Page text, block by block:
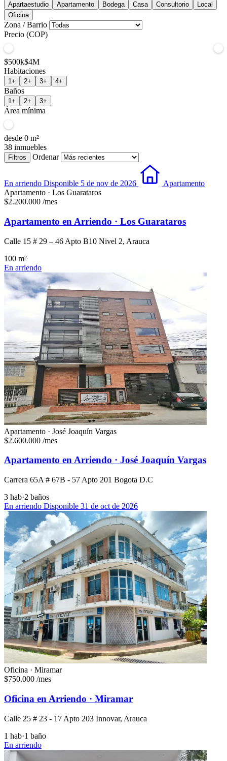
Apartaestudio Apartamento Bodega Casa Consultorio
Local
Oficina
Zona / Barrio
Precio (COP)
$500k$4M
Habitaciones
1+ 2+ 3+ 4+
Baños
1+ 2+ 3+
Área mínima
desde 0 m²
38 inmuebles
Filtros Ordenar
En arriendo Disponible 5 de nov de 2026
Apartamento
Apartamento · Los Guarataros
$2.200.000 /mes
Apartamento en Arriendo · Los Guarataros
Calle 15 # 29 – 46 Apto B10 Nivel 2, Arauca
100 m²
En arriendo
Apartamento · José Joaquín Vargas
$2.600.000 /mes
Apartamento en Arriendo · José Joaquín Vargas
Carrera 65A # 67B - 57 Apto 201 Bogota D.C
3 hab·2 baños
En arriendo Disponible 31 de oct de 2026
Oficina · Miramar
$750.000 /mes
Oficina en Arriendo · Miramar
Calle 25 # 23 - 17 Apto 203 Innovar, Arauca
1 hab·1 baño
En arriendo